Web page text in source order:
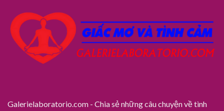
Galerielaboratorio.com - Chia sẻ những câu chuyện về tình